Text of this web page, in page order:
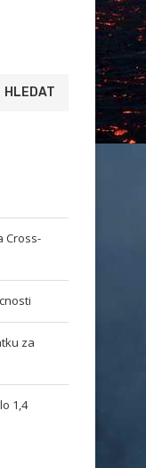
HLEDAT
Cross-
za
1,4